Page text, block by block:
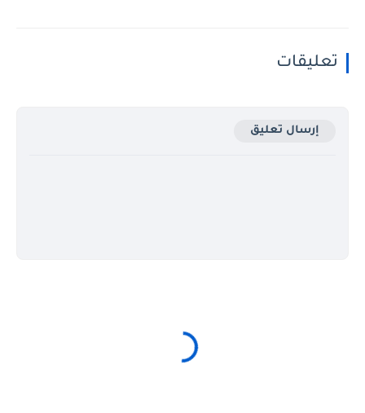
تعليقات
إرسال تعليق